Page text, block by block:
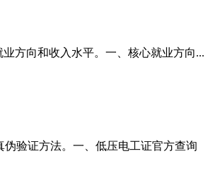
方向和收入水平。一、核心就业方向...
验证方法。一、低压电工证官方查询